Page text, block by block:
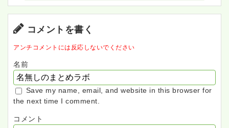
コメントを書く
アンチコメントには反応しないでください
名前
Save my name, email, and website in this browser for
the next time I comment.
コメント